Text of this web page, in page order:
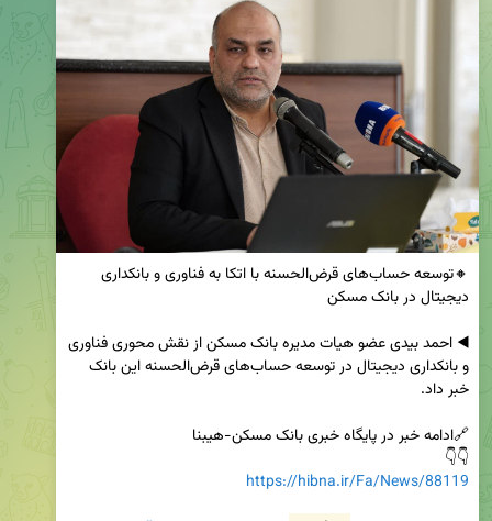
👇👇
https://hibna.ir/Fa/News/88119